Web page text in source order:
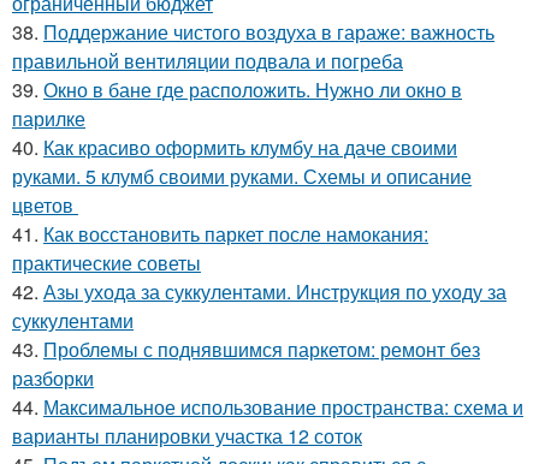
38. Поддержание чистого воздуха в гараже: важность
правильной вентиляции подвала и погреба
39. Окно в бане где расположить. Нужно ли окно в
парилке
40. Как красиво оформить клумбу на даче своими
руками. 5 клумб своими руками. Схемы и описание
цветов
41. Как восстановить паркет после намокания:
практические советы
42. Азы ухода за суккулентами. Инструкция по уходу за
суккулентами
43. Проблемы с поднявшимся паркетом: ремонт без
разборки
44. Максимальное использование пространства: схема и
варианты планировки участка 12 соток